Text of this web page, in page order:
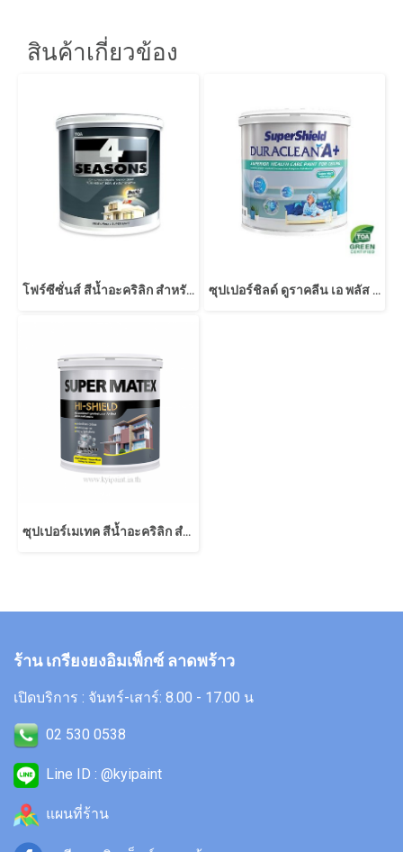
สินค้าเกี่ยวข้อง
โฟร์ซีซั่นส์ สีน้ำอะคริลิก สําหรับทาฝ้าเพดาน ซุปเปอร์ชิลด์ ดูราคลีน เอ พลัส ทาฝ้าเพดาน
ซุปเปอร์เมเทค สีน้ำอะคริลิก สําหรับทาฝ้าเพดาน
ร้าน เกรียงยงอิมเพ็กซ์ ลาดพร้าว
เปิดบริการ : จันทร์-เสาร์: 8.00 - 17.00 น
02 530 0538
Line ID : @kyipaint
แผนที่ร้าน